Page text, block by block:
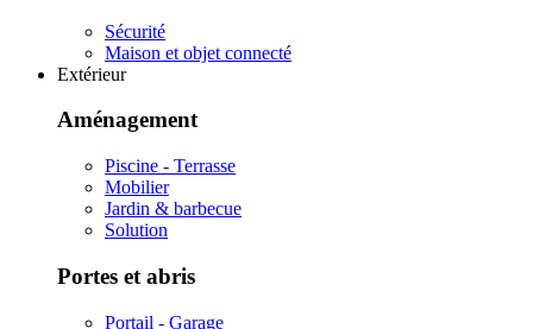
Sécurité
Maison et objet connecté
Extérieur
Aménagement
Piscine - Terrasse
Mobilier
Jardin & barbecue
Solution
Portes et abris
Portail - Garage